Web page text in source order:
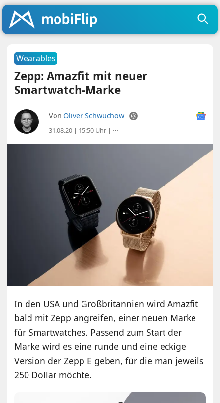
Wearables
Zepp: Amazfit mit neuer
Smartwatch-Marke
Von Oliver Schwuchow
31.08.20 | 15:50 Uhr | ⋯
In den USA und Großbritannien wird Amazfit
bald mit Zepp angreifen, einer neuen Marke
für Smartwatches. Passend zum Start der
Marke wird es eine runde und eine eckige
Version der Zepp E geben, für die man jeweils
250 Dollar möchte.